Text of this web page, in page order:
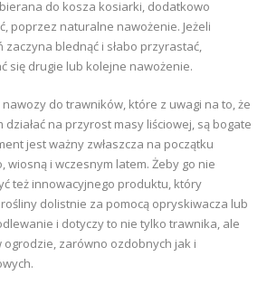
do kosza kosiarki, dodatkowo
poprzez naturalne nawożenie. Jeżeli
blednąć i słabo przyrastać,
się drugie lub kolejne nawożenie.
do trawników, które z uwagi na to, że
na przyrost masy liściowej, są bogate
jest ważny zwłaszcza na początku
wiosną i wczesnym latem. Żeby go nie
też innowacyjnego produktu, który
dolistnie za pomocą opryskiwacza lub
i dotyczy to nie tylko trawnika, ale
ogrodzie, zarówno ozdobnych jak i